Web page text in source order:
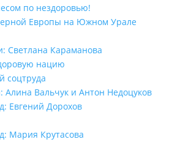
по нездоровью!
Европы на Южном Урале
Светлана Караманова
нацию
соцтруда
Алина Вальчук и Антон Недоцуков
Евгений Дорохов
Мария Крутасова